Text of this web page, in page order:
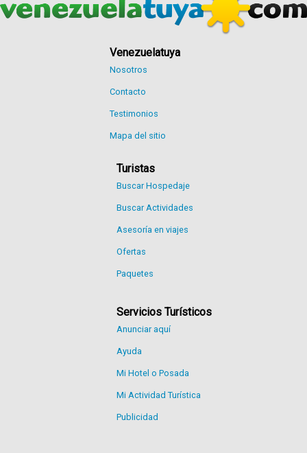
Venezuelatuya
Nosotros
Contacto
Testimonios
Mapa del sitio
Turistas
Buscar Hospedaje
Buscar Actividades
Asesoría en viajes
Ofertas
Paquetes
Servicios Turísticos
Anunciar aquí
Ayuda
Mi Hotel o Posada
Mi Actividad Turística
Publicidad